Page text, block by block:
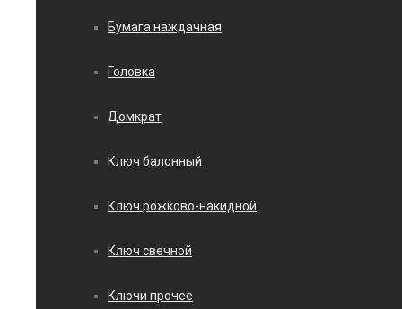
Бумага наждачная
Головка
Домкрат
Ключ балонный
Ключ рожково-накидной
Ключ свечной
Ключи прочее